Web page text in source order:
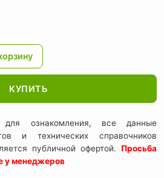
КУПИТЬ
для ознакомления, все данные
и технических справочников
публичной офертой. Просьба
у менеджеров